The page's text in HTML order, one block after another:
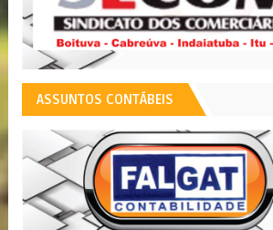
ASSUNTOS CONTÁBEIS